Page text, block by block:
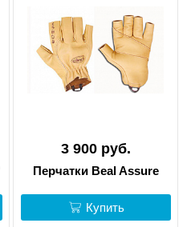
3 900 руб.
Перчатки Beal Assure
Купить